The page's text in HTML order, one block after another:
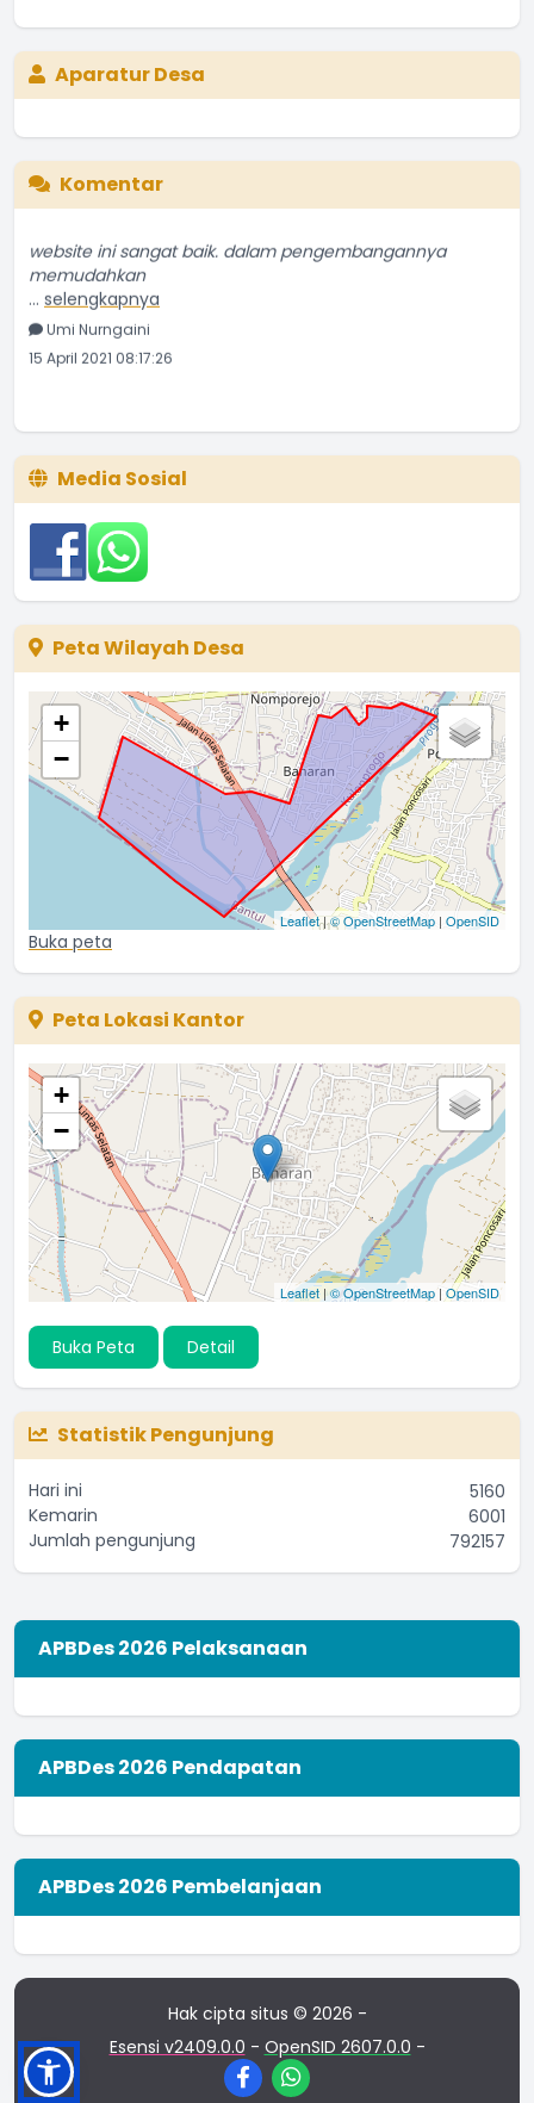
Aparatur Desa
Komentar
memudahkan
...selengkapnya
Umi Nurngaini
15 April 2021 08:17:26
Media Sosial
Peta Wilayah Desa
+
−
Leaflet|© OpenStreetMap | OpenSID
Buka peta
Peta Lokasi Kantor
+
−
Leaflet|© OpenStreetMap| OpenSID
Buka Peta Detail
Statistik Pengunjung
Hari ini
5160
Kemarin
6001
Jumlah pengunjung
792157
APBDes 2026 Pelaksanaan
APBDes 2026 Pendapatan
APBDes 2026 Pembelanjaan
Hak cipta situs © 2026 -
Esensi v2409.0.0 - OpenSID 2607.0.0 -